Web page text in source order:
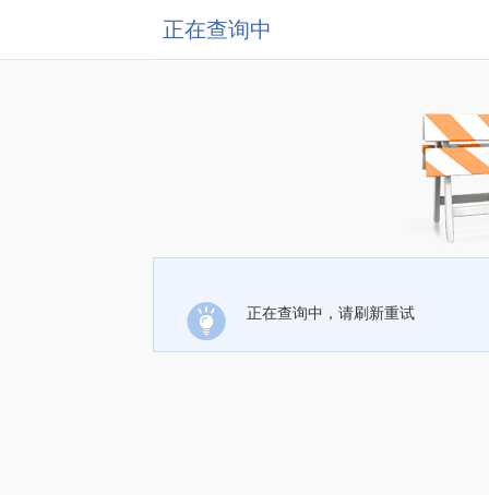
正在查询中
正在查询中，请刷新重试